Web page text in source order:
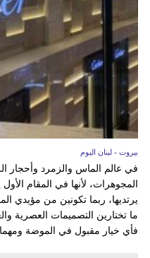
بيروت - لبنان اليوم
في عالم الماس والزمرد وأحجار
المجوهرات، لأنها في المقام
يرتديها، ربما تكونين من مؤيدي
ما تختارين التصميمات العصرية
فأي خيار مقبول في الموضة